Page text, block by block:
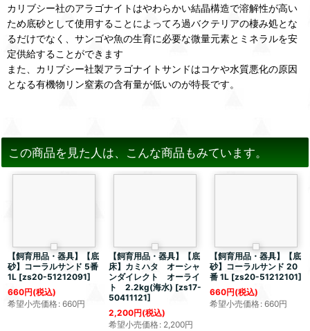
カリブシー社のアラゴナイトはやわらかい結晶構造で溶解性が高い
ため底砂として使用することによってろ過バクテリアの棲み処とな
るだけでなく、サンゴや魚の生育に必要な微量元素とミネラルを安
定供給することができます
また、カリブシー社製アラゴナイトサンドはコケや水質悪化の原因
となる有機物リン窒素の含有量が低いのが特長です。
この商品を見た人は、こんな商品もみています。
【飼育用品・器具】【底
砂】コーラルサンド 5番
1L [zs20-51212091]
660円(税込)
希望小売価格: 660円
【飼育用品・器具】【底
床】カミハタ オーシャ
ンダイレクト オーライ
ト 2.2kg(海水) [zs17-
50411121]
2,200円(税込)
希望小売価格: 2,200円
【飼育用品・器具】【底
砂】コーラルサンド 20
番 1L [zs20-51212101]
660円(税込)
希望小売価格: 660円